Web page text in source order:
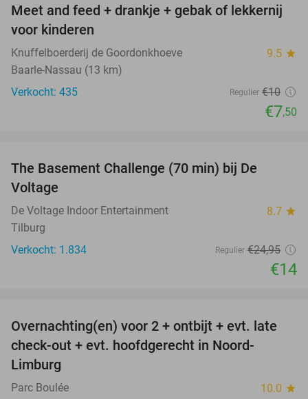
25%
Meet and feed + drankje + gebak of lekkernij
voor kinderen
Knuffelboerderij de Goordonkhoeve 9.5 star
Baarle-Nassau (13 km)
Verkocht: 435
Regulier €10
€7,50
The Basement Challenge (70 min) bij De
Voltage
De Voltage Indoor Entertainment 8.7 star
Tilburg
Verkocht: 1.834
Regulier €24,95
€14
42%
Overnachting(en) voor 2 + ontbijt + evt. late
check-out + evt. hoofdgerecht in Noord-
Limburg
Parc Boulée 10.0 star